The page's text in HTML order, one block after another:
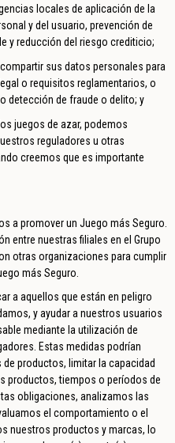
locales de aplicación de la
y del usuario, prevención de
y reducción del riesgo crediticio;
sus datos personales para
o requisitos reglamentarios, o
detección de fraude o delito; y
juegos de azar, podemos
reguladores u otras
creemos que es importante
a promover un Juego más Seguro.
entre nuestras filiales en el Grupo
otras organizaciones para cumplir
más Seguro.
a aquellos que están en peligro
y ayudar a nuestros usuarios
mediante la utilización de
Estas medidas podrían
productos, limitar la capacidad
productos, tiempos o períodos de
obligaciones, analizamos las
el comportamiento o el
nuestros productos y marcas, lo